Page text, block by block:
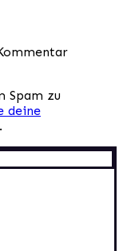
Spam zu
deine
.